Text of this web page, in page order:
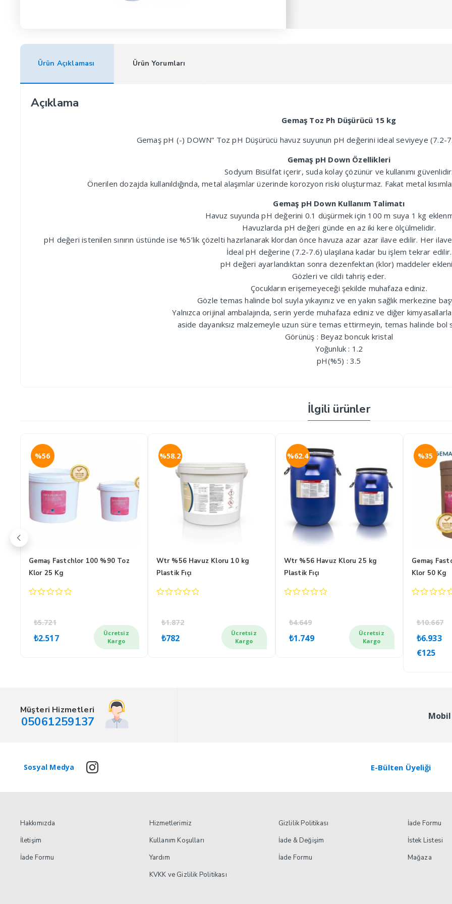
Ürün Açıklaması Ürün Yorumları
Açıklama
Gemaş Toz Ph Düşürücü 15 kg
Gemaş pH (-) DOWN” Toz pH Düşürücü havuz suyunun pH değerini ideal seviyeye (7.2-
Gemaş pH Down Özellikleri
Sodyum Bisülfat içerir, suda kolay çözünür ve kullanımı güvenlidir.
Önerilen dozajda kullanıldığında, metal alaşımlar üzerinde korozyon riski oluşturmaz. Fakat metal
Gemaş pH Down Kullanım Talimatı
Havuz suyunda pH değerini 0.1 düşürmek için 100 m suya 1 kg
Havuzlarda pH değeri günde en az iki kere ölçülmelidir.
pH değeri istenilen sınırın üstünde ise %5’lik çözelti hazırlanarak klordan önce havuza azar azar ilave edilir. Her
İdeal pH değerine (7.2-7.6) ulaşılana kadar bu işlem tekrar edilir.
pH değeri ayarlandıktan sonra dezenfektan (klor) maddeler
Gözleri ve cildi tahriş eder.
Çocukların erişemeyeceği şekilde muhafaza ediniz.
Gözle temas halinde bol suyla yıkayınız ve en yakın sağlık merkezine
Yalnızca orijinal ambalajında, serin yerde muhafaza ediniz ve diğer kimyasallarla
aside dayanıksız malzemeyle uzun süre temas ettirmeyin, temas halinde bol
Görünüş : Beyaz boncuk kristal
Yoğunluk : 1.2
pH(%5) : 3.5
İlgili ürünler
Gemaş Fastchlor 100 %90 Toz
Klor 25 Kg
₺5.721
Orijinal
fiyat:
₺2.517Şu
andaki
%56
Ücretsiz
Kargo
Wtr %56 Havuz Kloru 10 kg
Plastik Fıçı
₺1.872
Orijinal
fiyat:
₺782Şu
andaki
%58.2
Ücretsiz
Kargo
Wtr %56 Havuz Kloru 25 kg
Plastik Fıçı
₺4.649
Orijinal
fiyat:
₺1.749Şu
andaki
%62.4
Ücretsiz
Kargo
Gemaş
Klor 50 Kg
₺10.667
fiyat:
₺6.933Şu
%35
€125
Müşteri Hizmetleri
05061259137
Sosyal Medya E-Bülten Üyeliği
Hakkımızda
İletişim
İade Formu
Hizmetlerimiz
Kullanım Koşulları
Yardım
KVKK ve Gizlilik Politikası
Gizlilik Politikası
İade & Değişim
İade Formu
İade Formu
İstek Listesi
Mağaza